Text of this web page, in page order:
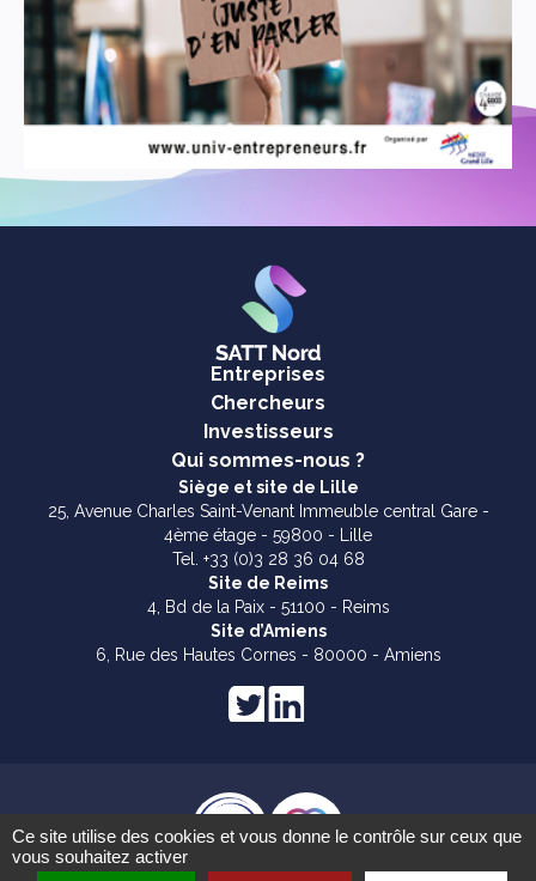
Ce site utilise des cookies et vous donne le contrôle sur ceux que
vous souhaitez activer
Entreprises
Chercheurs
Investisseurs
Qui sommes-nous ?
Siège et site de Lille
25, Avenue Charles Saint-Venant Immeuble central Gare -
4ème étage - 59800 - Lille
Tel. +33 (0)3 28 36 04 68
Site de Reims
4, Bd de la Paix - 51100 - Reims
Site d’Amiens
6, Rue des Hautes Cornes - 80000 - Amiens